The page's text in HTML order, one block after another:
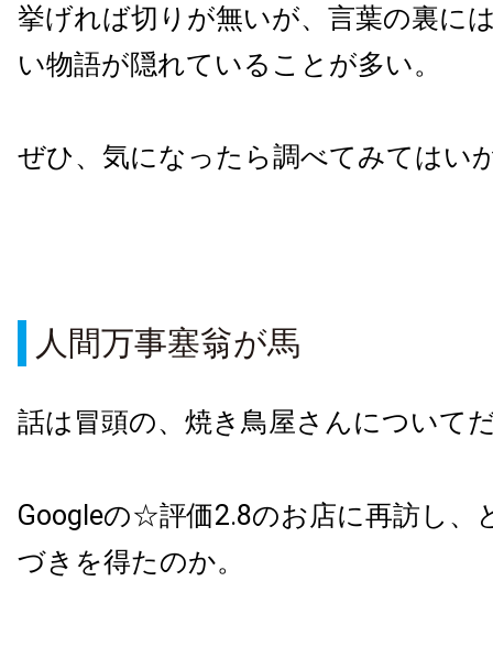
挙げれば切りが無いが、言葉の裏に
い物語が隠れていることが多い。
ぜひ、気になったら調べてみてはい
人間万事塞翁が馬
話は冒頭の、焼き鳥屋さんについて
Googleの☆評価2.8のお店に再訪し、
づきを得たのか。